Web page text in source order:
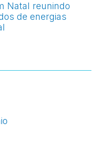
Natal reunindo
de energias